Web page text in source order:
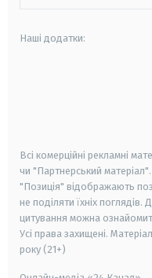
Наші додатки:
Всі комерційні рекламні
чи "Партнерський
"Позиція" відображають
не поділяти їхніх
цитування можна
Усі права захищені.
року (21+)